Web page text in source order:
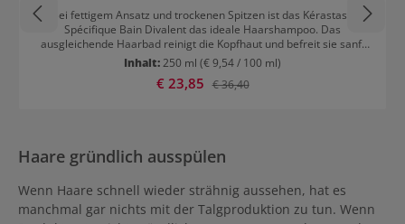
Bei fettigem Ansatz und trockenen Spitzen ist das Kérastase
Spécifique Bain Divalent das ideale Haarshampoo. Das
ausgleichende Haarbad reinigt die Kopfhaut und befreit sie sanft
von überschüssigem Fett. Gleichzeitig werden auch Gerüche
entfernt. Das Shampoo reguliert die Talgüberproduktion der
Kopfhaut mit Glycin und sorgt für ein sofortiges Frischegefühl.
baut die Haarfaser wieder auf. Sie ist der Hauptbestandteil von
verleiht plattem Haar 61,5% mehr Volumen und schenkt Glanz &
Geschmeidigkeit. Anwendungsempfehlung Kérastase Specifique
Bain Divalent Im nassen Haar gut einmassieren, emulgieren und
Inhalt:250 ml (€ 9,54 / 100 ml)
Verkaufspreis:
€ 23,85 Regulärer Preis:
€ 36,40
Haare gründlich ausspülen
Wenn Haare schnell wieder strähnig aussehen, hat es
manchmal gar nichts mit der Talgproduktion zu tun. Wenn